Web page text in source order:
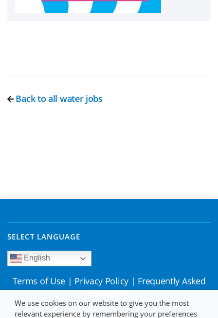
Back to all water jobs
SELECT LANGUAGE
English
Terms of Use | Privacy Policy | Frequently Asked
We use cookies on our website to give you the most
relevant experience by remembering your preferences